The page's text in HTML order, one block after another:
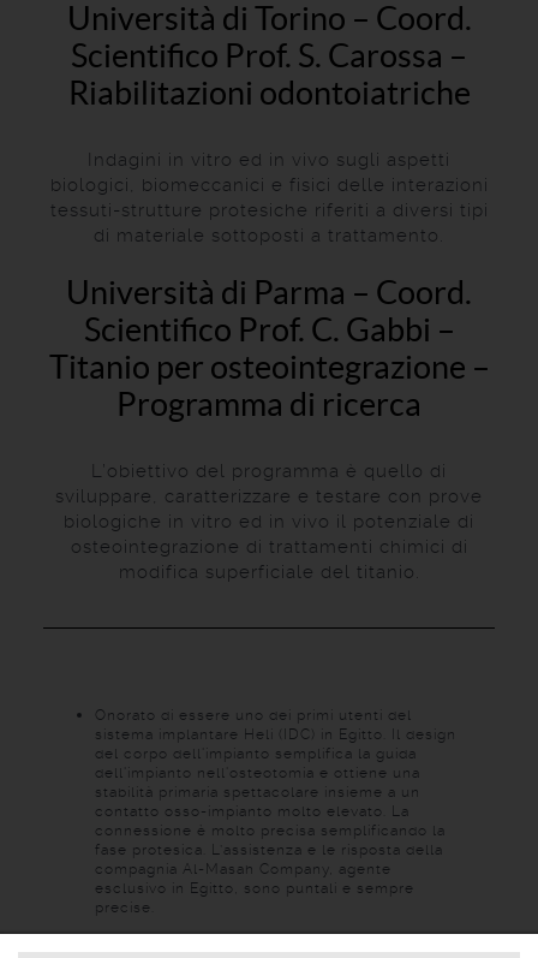
Università di Torino – Coord.
Scientifico Prof. S. Carossa –
Riabilitazioni odontoiatriche
Indagini in vitro ed in vivo sugli aspetti
biologici, biomeccanici e fisici delle interazioni
tessuti-strutture protesiche riferiti a diversi tipi
di materiale sottoposti a trattamento.
Università di Parma – Coord.
Scientifico Prof. C. Gabbi –
Titanio per osteointegrazione –
Programma di ricerca
L’obiettivo del programma è quello di
sviluppare, caratterizzare e testare con prove
biologiche in vitro ed in vivo il potenziale di
osteointegrazione di trattamenti chimici di
modifica superficiale del titanio.
Onorato di essere uno dei primi utenti del
sistema implantare Heli (IDC) in Egitto. Il design
del corpo dell'impianto semplifica la guida
dell'impianto nell'osteotomia e ottiene una
stabilità primaria spettacolare insieme a un
contatto osso-impianto molto elevato. La
connessione è molto precisa semplificando la
fase protesica. L’assistenza e le risposta della
compagnia Al-Masah Company, agente
esclusivo in Egitto, sono puntali e sempre
precise.